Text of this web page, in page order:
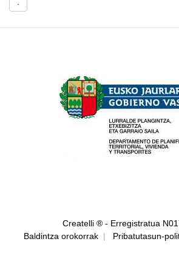
Createlli ® - Erregistratua
Baldintza orokorrak | Pribatutasun-